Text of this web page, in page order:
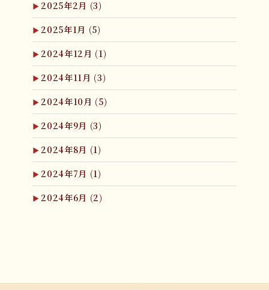
2025年2月 (3)
2025年1月 (5)
2024年12月 (1)
2024年11月 (3)
2024年10月 (5)
2024年9月 (3)
2024年8月 (1)
2024年7月 (1)
2024年6月 (2)